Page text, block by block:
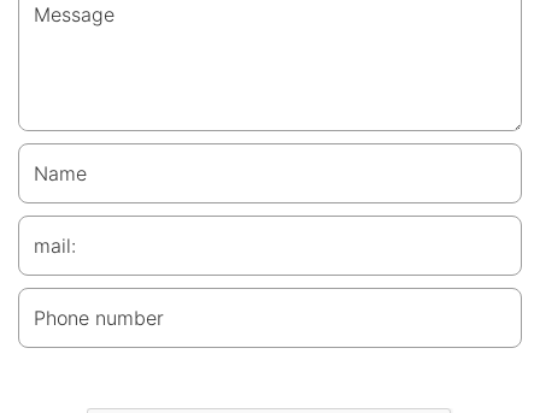
Message
Name
mail:
Phone number